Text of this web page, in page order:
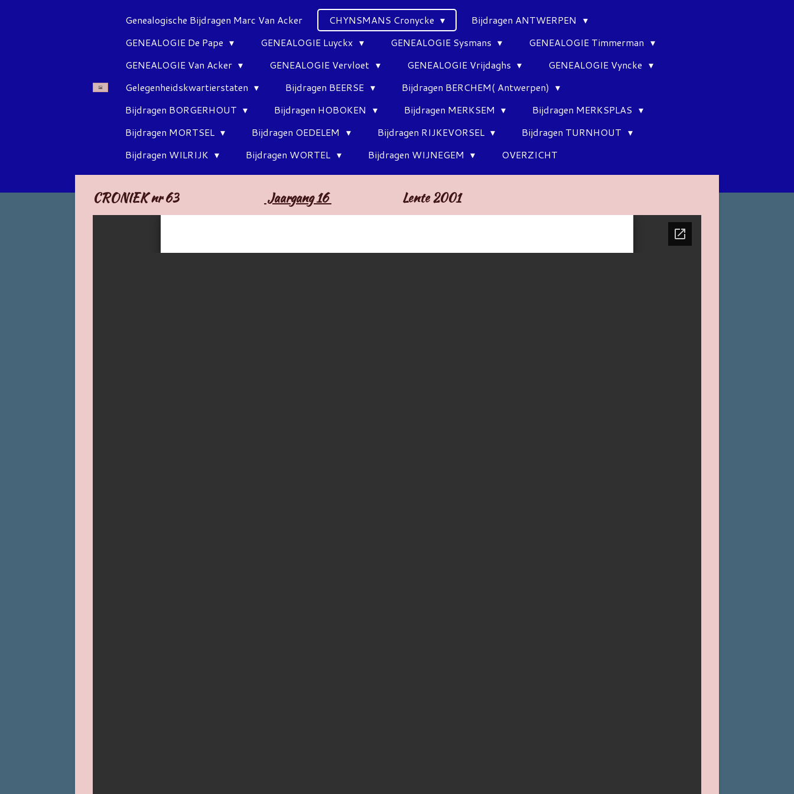
Genealogische Bijdragen Marc Van Acker CHYNSMANS Cronycke
Bijdragen ANTWERPEN
GENEALOGIE De Pape
GENEALOGIE Luyckx GENEALOGIE Sysmans
GENEALOGIE Timmerman
GENEALOGIE Van Acker
GENEALOGIE Vervloet GENEALOGIE Vrijdaghs
GENEALOGIE Vyncke
Gelegenheidskwartierstaten
Bijdragen BEERSE
Bijdragen BERCHEM( Antwerpen)
Bijdragen BORGERHOUT
Bijdragen HOBOKEN Bijdragen MERKSEM
Bijdragen MERKSPLAS
Bijdragen MORTSEL
Bijdragen OEDELEM Bijdragen RIJKEVORSEL
Bijdragen TURNHOUT
Bijdragen WILRIJK
Bijdragen WORTEL Bijdragen WIJNEGEM OVERZICHT
CRONIEK nr 63 Jaargang 16 Lente 2001